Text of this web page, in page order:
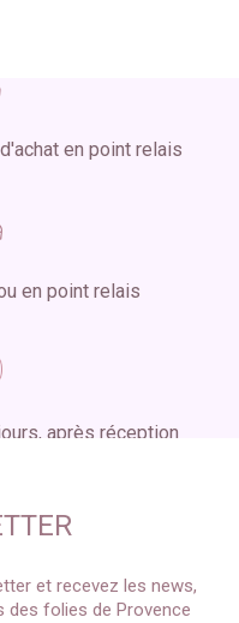
en point relais
en point relais
après réception
et recevez les news,
des folies de Provence